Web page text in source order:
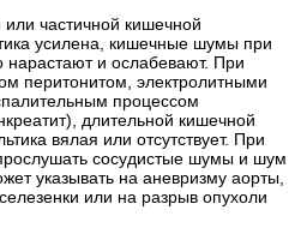
или частичной кишечной
усилена, кишечные шумы при
нарастают и ослабевают. При
перитонитом, электролитными
процессом
длительной кишечной
вялая или отсутствует. При
сосудистые шумы и шум
указывать на аневризму аорты,
или на разрыв опухоли